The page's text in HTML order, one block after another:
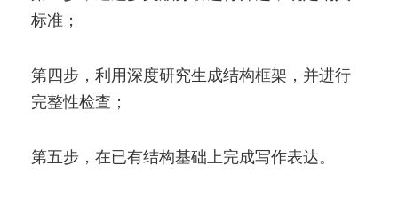
标准；
第四步，利用深度研究生成结构框架，并进行
完整性检查；
第五步，在已有结构基础上完成写作表达。